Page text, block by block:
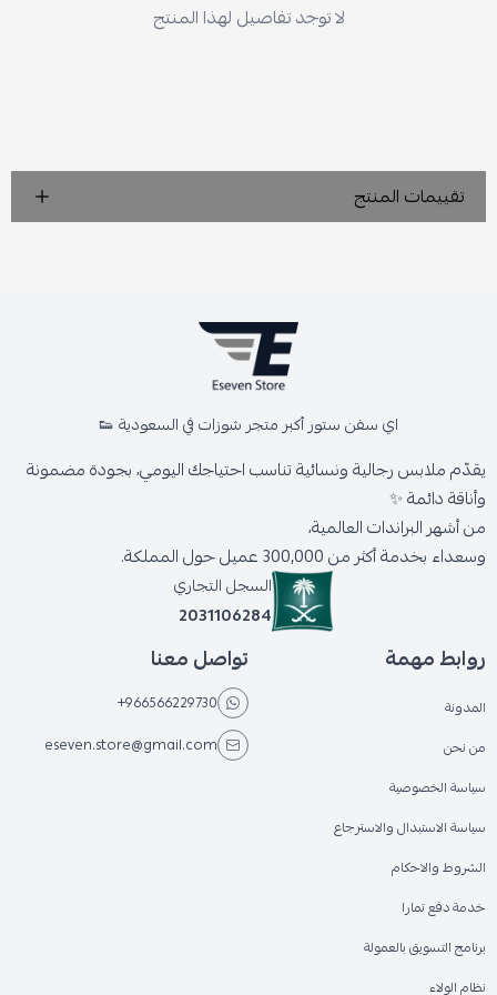
لا توجد تفاصيل لهذا المنتج
تقييمات المنتج
اي سفن ستور أكبر متجر شوزات في السعودية 👟
يقدّم ملابس رجالية ونسائية تناسب احتياجك اليومي، بجودة مضمونة
وأناقة دائمة ✨
من أشهر البراندات العالمية،
وسعداء بخدمة أكثر من 300,000 عميل حول المملكة.
السجل التجاري
2031106284
روابط مهمة
المدونة
من نحن
سياسة الخصوصية
سياسة الاستبدال والاسترجاع
الشروط والاحكام
خدمة دفع تمارا
برنامج التسويق بالعمولة
نظام الولاء
تواصل معنا
+966566229730
eseven.store@gmail.com